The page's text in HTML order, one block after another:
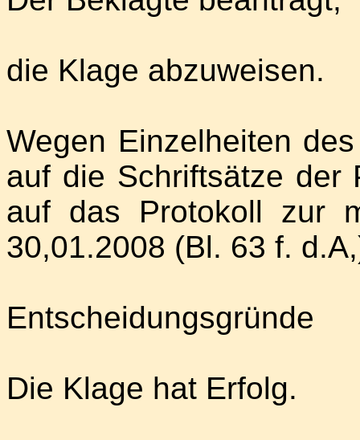
die Klage abzuweisen.
Wegen Einzelheiten
auf die Schriftsätze der
auf das Protokoll zur
30,01.2008 (Bl. 63 f.
Entscheidungsgründe
Die Klage hat Erfolg.